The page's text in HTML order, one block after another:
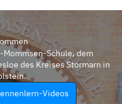
Mommsen-Schule, dem
des Kreises Stormarn in
Videos